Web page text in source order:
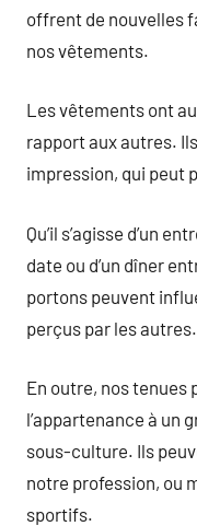
offrent de nouvelles
nos vêtements.
Les vêtements ont
rapport aux autres.
impression, qui peut
Qu’il s’agisse d’un
date ou d’un dîner
portons peuvent
perçus par les autres.
En outre, nos tenues
l’appartenance à un
sous-culture. Ils
notre profession, ou
sportifs.